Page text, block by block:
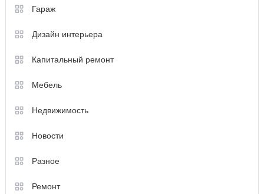
Гараж
Дизайн интерьера
Капитальный ремонт
Мебель
Недвижимость
Новости
Разное
Ремонт